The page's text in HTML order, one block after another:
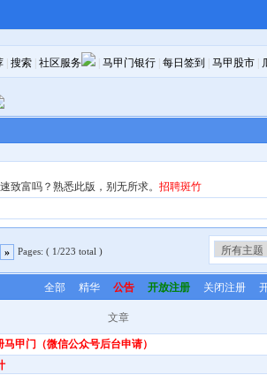
搜索 社区服务 马甲门银行 每日签到 马甲股市
致富吗？熟悉此版，别无所求。招聘斑竹
» Pages: ( 1/223 total )
全部 精华 公告 开放注册 关闭注册
文章
马甲门（微信公众号后台申请）